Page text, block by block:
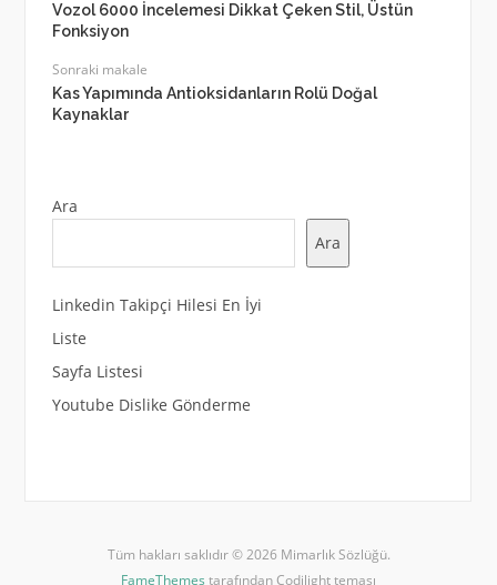
Vozol 6000 İncelemesi Dikkat Çeken Stil, Üstün
Fonksiyon
Sonraki makale
Kas Yapımında Antioksidanların Rolü Doğal
Kaynaklar
Ara
Ara
Linkedin Takipçi Hilesi En İyi
Liste
Sayfa Listesi
Youtube Dislike Gönderme
Tüm hakları saklıdır © 2026 Mimarlık Sözlüğü.
FameThemes tarafından Codilight teması